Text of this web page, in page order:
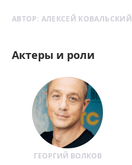
АВТОР: АЛЕКСЕЙ КОВАЛЬСКИЙ
Актеры и роли
ГЕОРГИЙ ВОЛКОВ